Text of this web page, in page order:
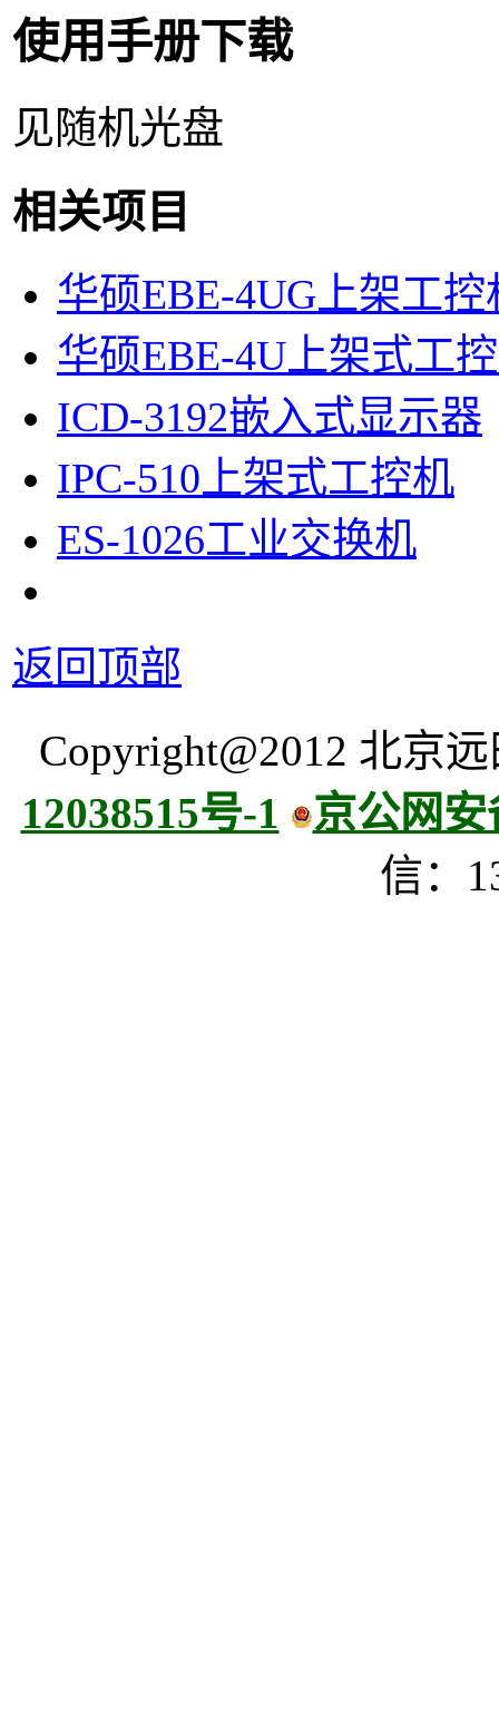
使用手册下载
见随机光盘
相关项目
华硕EBE-4UG上架工控
华硕EBE-4U上架式工
ICD-3192嵌入式显示器
IPC-510上架式工控机
ES-1026工业交换机
返回顶部
Copyright@2012 北京
12038515号-1
京公网安
信：